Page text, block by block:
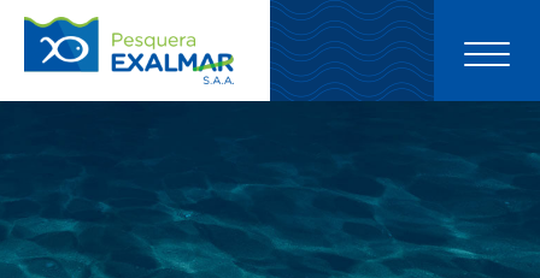
Toggle